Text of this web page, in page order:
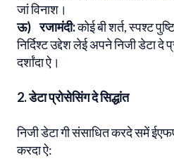
जां विनाश।
ऊ) रजामंदी:कोई बी शर्त, स्पश्ट
निर्दिश्ट उद्देश लेई अपने निजी डेटा
दर्शांदा ऐ।
2. डेटा प्रोसेसिंग दे सिद्धांत
निजी डेटा गी संसाधित करदे समें
करदा ऐ: